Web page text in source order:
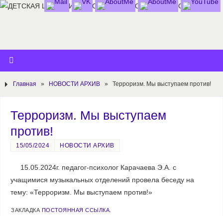
Главная » НОВОСТИ АРХИВ » Терроризм. Мы выступаем против!
Терроризм. Мы выступаем
против!
15/05/2024 НОВОСТИ АРХИВ
15.05.2024г. педагог-психолог Карачаева Э.А. с
учащимися музыкальных отделений провела беседу на
тему: «Терроризм. Мы выступаем против!»
ЗАКЛАДКА ПОСТОЯННАЯ ССЫЛКА